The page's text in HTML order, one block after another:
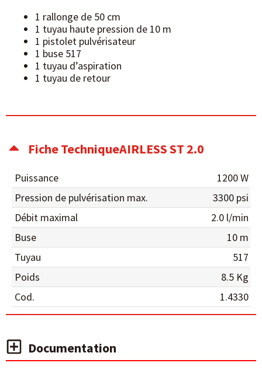
1 rallonge de 50 cm
1 tuyau haute pression de 10 m
1 pistolet pulvérisateur
1 buse 517
1 tuyau d’aspiration
1 tuyau de retour
Fiche TechniqueAIRLESS ST 2.0
Puissance
1200 W
Pression de pulvérisation max.
3300 psi
Débit maximal
2.0 l/min
Buse
10 m
Tuyau
517
Poids
8.5 Kg
Cod.
1.4330
Documentation